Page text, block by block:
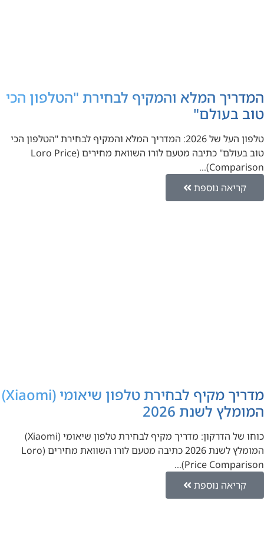
המדריך המלא והמקיף לבחירת "הטלפון הכי
טוב בעולם"
טלפון העל של 2026: המדריך המלא והמקיף לבחירת "הטלפון הכי
טוב בעולם" כתיבה מטעם לורו השוואת מחירים (Loro Price
Comparison)…
קריאה נוספת
מדריך מקיף לבחירת טלפון שיאומי (Xiaomi)
המומלץ לשנת 2026
כוחו של הדרקון: מדריך מקיף לבחירת טלפון שיאומי (Xiaomi)
המומלץ לשנת 2026 כתיבה מטעם לורו השוואת מחירים (Loro
Price Comparison)…
קריאה נוספת